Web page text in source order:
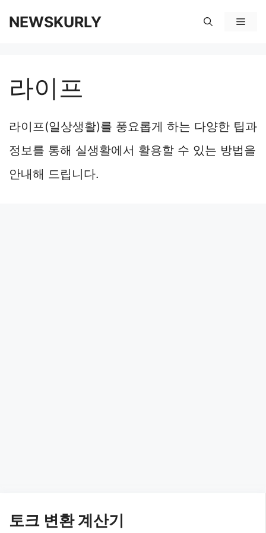
너
뛰
기
NEWSKURLY
메
라이프
라이프(일상생활)를 풍요롭게 하는 다양한 팁과
정보를 통해 실생활에서 활용할 수 있는 방법을
안내해 드립니다.
토크 변환 계산기